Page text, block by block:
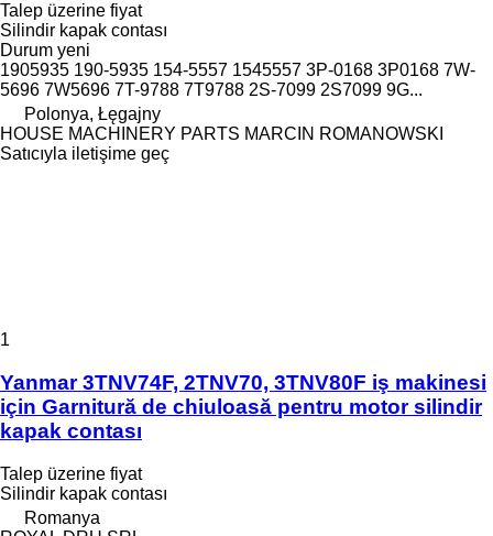
Talep üzerine fiyat
Silindir kapak contası
Durum yeni
1905935 190-5935 154-5557 1545557 3P-0168 3P0168 7W-
5696 7W5696 7T-9788 7T9788 2S-7099 2S7099 9G...
Polonya, Łęgajny
HOUSE MACHINERY PARTS MARCIN ROMANOWSKI
Satıcıyla iletişime geç
1
Yanmar 3TNV74F, 2TNV70, 3TNV80F iş makinesi
için Garnitură de chiuloasă pentru motor silindir
kapak contası
Talep üzerine fiyat
Silindir kapak contası
Romanya